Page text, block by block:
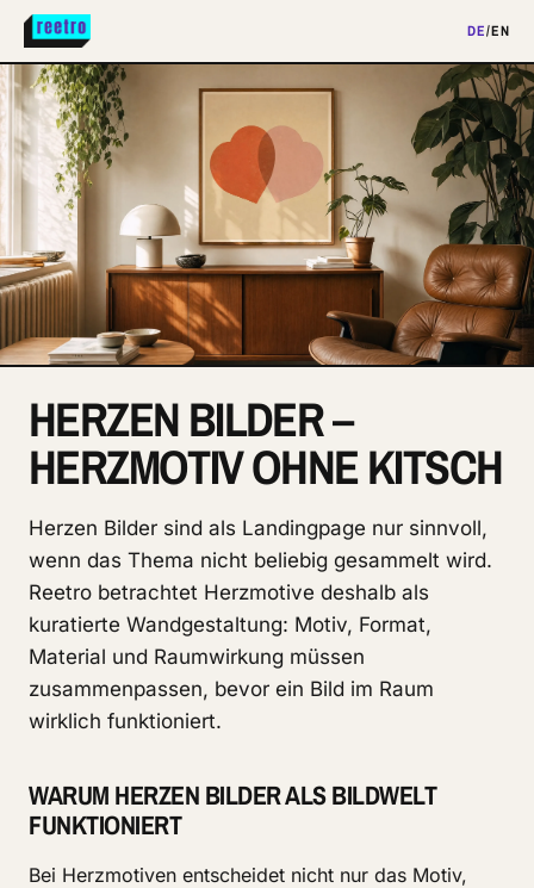
DE/EN
HERZEN BILDER –
HERZMOTIV OHNE KITSCH
Herzen Bilder sind als Landingpage nur sinnvoll,
wenn das Thema nicht beliebig gesammelt wird.
Reetro betrachtet Herzmotive deshalb als
kuratierte Wandgestaltung: Motiv, Format,
Material und Raumwirkung müssen
zusammenpassen, bevor ein Bild im Raum
wirklich funktioniert.
WARUM HERZEN BILDER ALS BILDWELT
FUNKTIONIERT
Bei Herzmotiven entscheidet nicht nur das Motiv,